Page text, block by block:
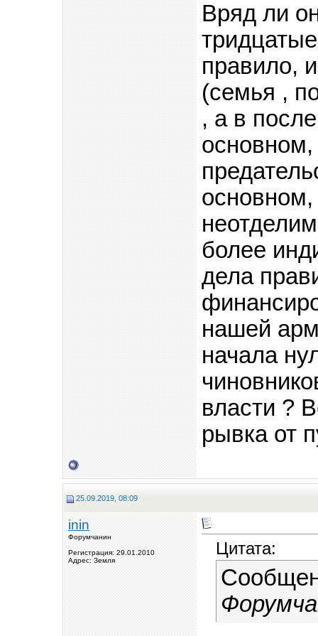
Вряд ли
правило,
(семья ,
, а в
основном,
основном,
более
дела
нашей
начала
власти ?
рывка от
25.09.2019, 08:09
inin
Форумчанин
Регистрация: 29.01.2010
Адрес: Земля
Цитата: